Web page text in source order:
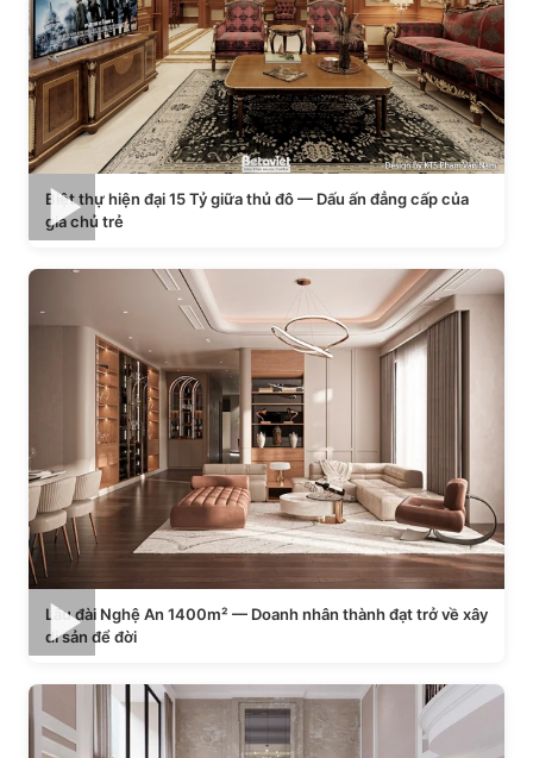
Biệt thự hiện đại 15 Tỷ giữa thủ đô — Dấu ấn đẳng cấp của
gia chủ trẻ
Lâu đài Nghệ An 1400m² — Doanh nhân thành đạt trở về xây
di sản để đời